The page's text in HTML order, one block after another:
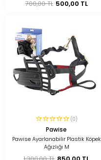
700,00 TL 500,00 TL
(0)
Pawise
Pawise Ayarlanabilir Plastik Köpek
Ağızlığı M